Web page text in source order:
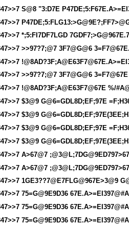
S@8 "3:D7E
*;5:FI7DF7LGD
>>97?7;@7 3F7@G@6
>>97?7;@7 3F7@G@6
!@8AD?3F;A@E63F7@67E %/
$3@9 G@6=GDL8D;EF;97E
$3@9
$3@9 G@6=GDL8D;EF;97E
$3@9
A>67@7
A>67@7
1GE3??7@E7FLG@967E>3@9
75=G@9E9D36
75=G@9E9D36
75=G@9E9D36